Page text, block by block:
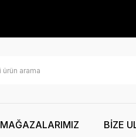
MAĞAZALARIMIZ BİZE